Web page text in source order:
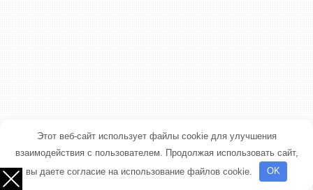
Этот веб-сайт использует файлы cookie для улучшения
взаимодействия с пользователем. Продолжая использовать сайт,
вы даете согласие на использование файлов cookie.
OK